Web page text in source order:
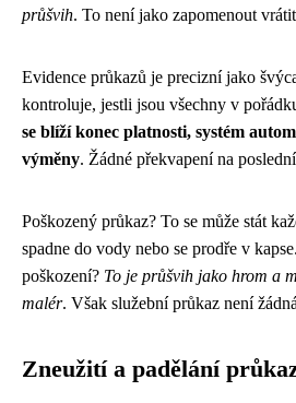
průšvih. To není jako zapomenout
Evidence průkazů je precizní jako
kontroluje, jestli jsou všechny v
se blíží konec platnosti, systém
výměny. Žádné překvapení na
Poškozený průkaz? To se může stát
spadne do vody nebo se prodře v
poškození? To je průšvih jako hrom a
malér. Však služební průkaz není
Zneužití a padělání